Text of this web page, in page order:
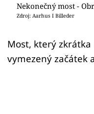
Sledujte nás
Nekonečný most -
Zdroj: Aarhus I Billeder
Most, který
vymezený začátek